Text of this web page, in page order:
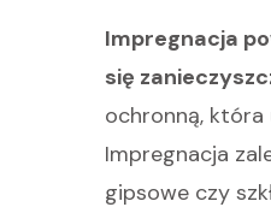
Impregnacja
się
ochronną, która
Impregnacja
gipsowe czy